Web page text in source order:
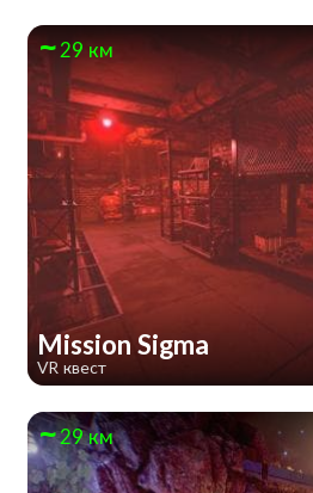
29 км
Mission Sigma
VR квест
29 км